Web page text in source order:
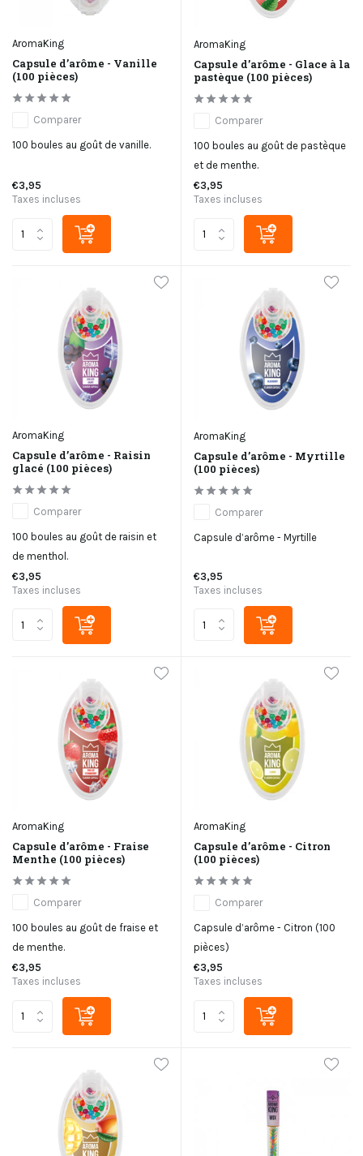
AromaKing
Capsule d’arôme - Vanille
(100 pièces)
Comparer
100 boules au goût de vanille.
€3,95
Taxes incluses
AromaKing
Capsule d’arôme - Glace à la
pastèque (100 pièces)
Comparer
100 boules au goût de pastèque
et de menthe.
€3,95
Taxes incluses
AromaKing
Capsule d’arôme - Raisin
glacé (100 pièces)
Comparer
100 boules au goût de raisin et
de menthol.
€3,95
Taxes incluses
AromaKing
Capsule d’arôme - Myrtille
(100 pièces)
Comparer
Capsule d’arôme - Myrtille
€3,95
Taxes incluses
AromaKing
Capsule d’arôme - Fraise
Menthe (100 pièces)
Comparer
100 boules au goût de fraise et
de menthe.
€3,95
Taxes incluses
AromaKing
Capsule d’arôme - Citron
(100 pièces)
Comparer
Capsule d’arôme - Citron (100
pièces)
€3,95
Taxes incluses